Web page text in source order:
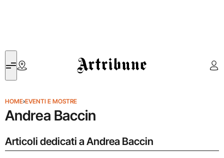
Artribune
HOME›EVENTI E MOSTRE
Andrea Baccin
Articoli dedicati a Andrea Baccin